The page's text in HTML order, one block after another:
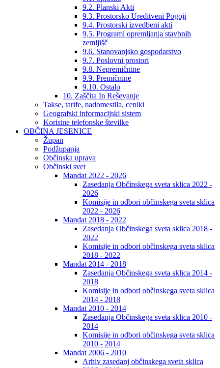
9.2. Planski Akti
9.3. Prostorsko Ureditveni Pogoji
9.4. Prostorski izvedbeni akti
9.5. Programi opremljanja stavbnih
zemljišč
9.6. Stanovanjsko gospodarstvo
9.7. Poslovni prostori
9.8. Nepremičnine
9.9. Premičnine
9.10. Ostalo
10. Zaščita In Reševanje
Takse, tarife, nadomestila, ceniki
Geografski informacijski sistem
Koristne telefonske številke
OBČINA JESENICE
Župan
Podžupanja
Občinska uprava
Občinski svet
Mandat 2022 - 2026
Zasedanja Občinskega sveta sklica 2022 -
2026
Komisije in odbori občinskega sveta sklica
2022 - 2026
Mandat 2018 - 2022
Zasedanja Občinskega sveta sklica 2018 -
2022
Komisije in odbori občinskega sveta sklica
2018 - 2022
Mandat 2014 - 2018
Zasedanja Občinskega sveta sklica 2014 -
2018
Komisije in odbori občinskega sveta sklica
2014 - 2018
Mandat 2010 - 2014
Zasedanja Občinskega sveta sklica 2010 -
2014
Komisije in odbori občinskega sveta sklica
2010 - 2014
Mandat 2006 - 2010
Arhiv zasedanj občinskega sveta sklica